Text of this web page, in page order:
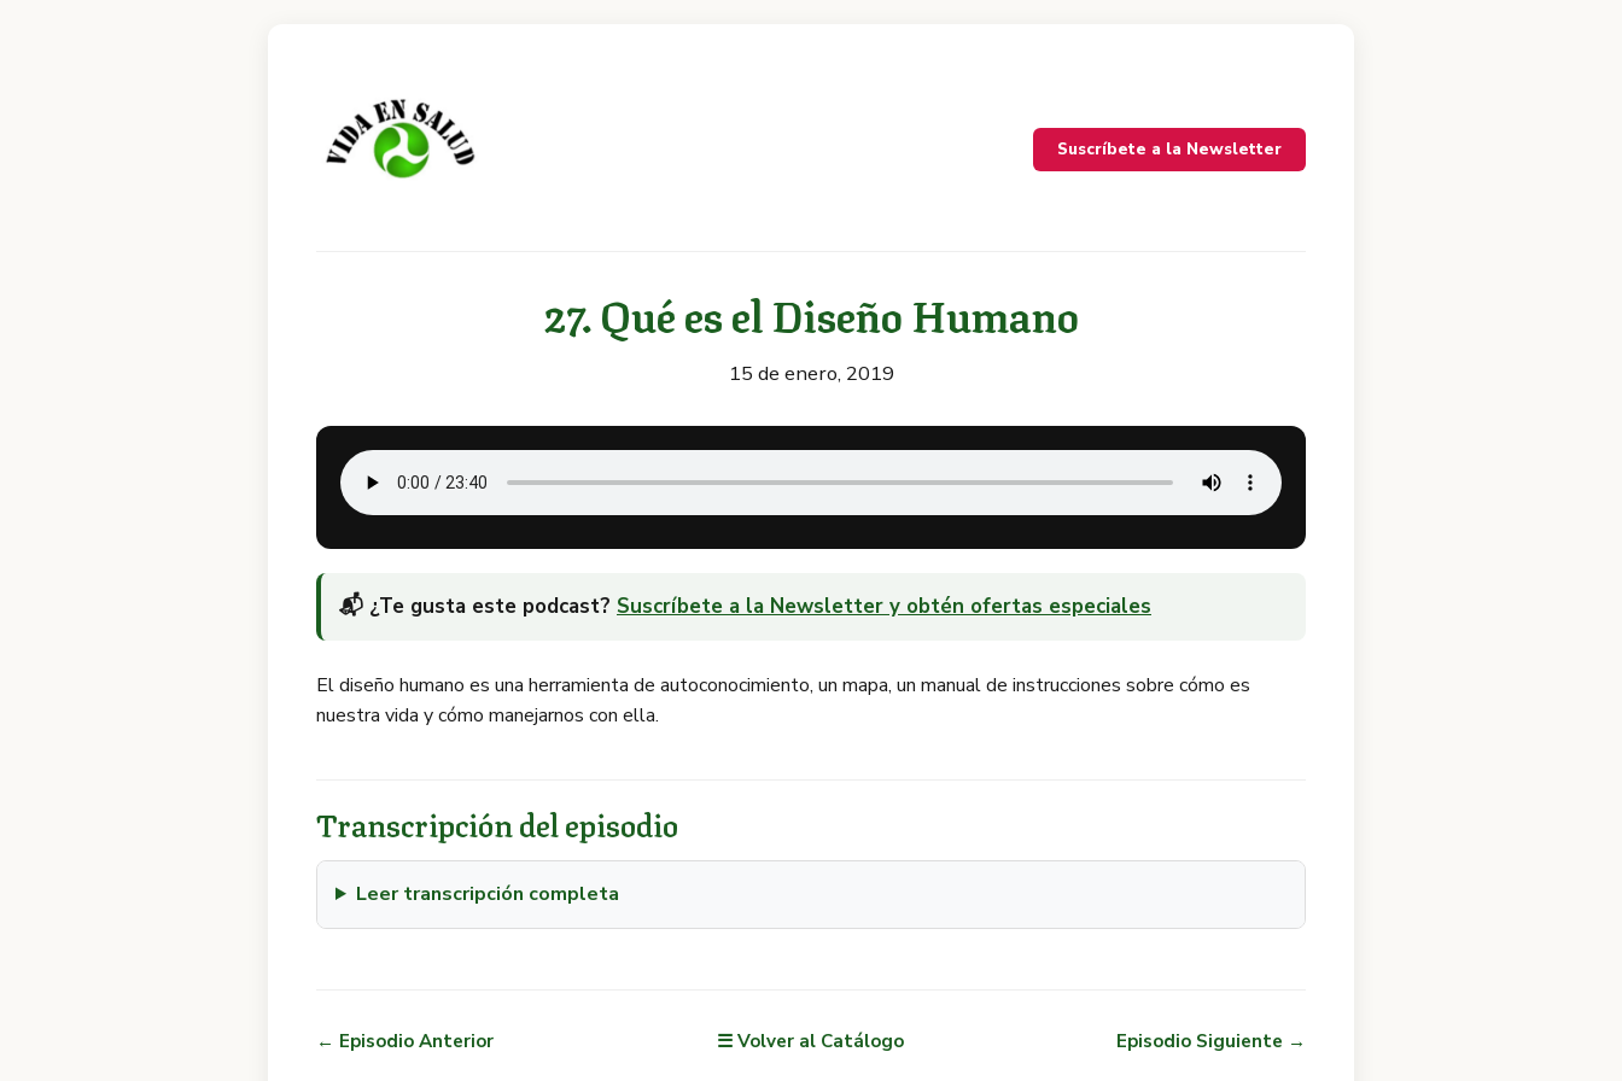
Suscríbete a la Newsletter
27. Qué es el Diseño Humano
15 de enero, 2019
📬 ¿Te gusta este podcast? Suscríbete a la Newsletter y obtén ofertas especiales
El diseño humano es una herramienta de autoconocimiento, un mapa, un manual de instrucciones sobre cómo es
nuestra vida y cómo manejarnos con ella.
Transcripción del episodio
Leer transcripción completa
← Episodio Anterior ☰ Volver al Catálogo Episodio Siguiente →